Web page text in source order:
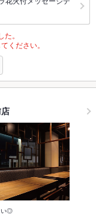
。
ください。
い◎